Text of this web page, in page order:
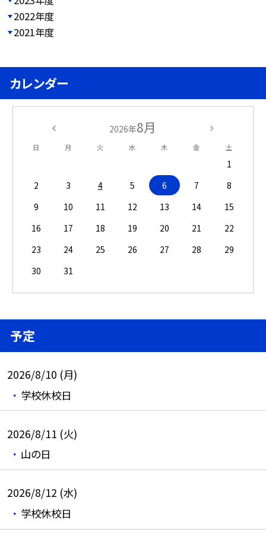
2022年度
2021年度
カレンダー
2026年8月
日 月 火 水 木 金 土
1
2
3 4 5 6 7
8
9
10 11 12 13 14
15
16
17 18 19 20 21
22
23
24 25 26 27 28
29
30
31
予定
2026/8/10 (月)
学校休校日
2026/8/11 (火)
山の日
2026/8/12 (水)
学校休校日